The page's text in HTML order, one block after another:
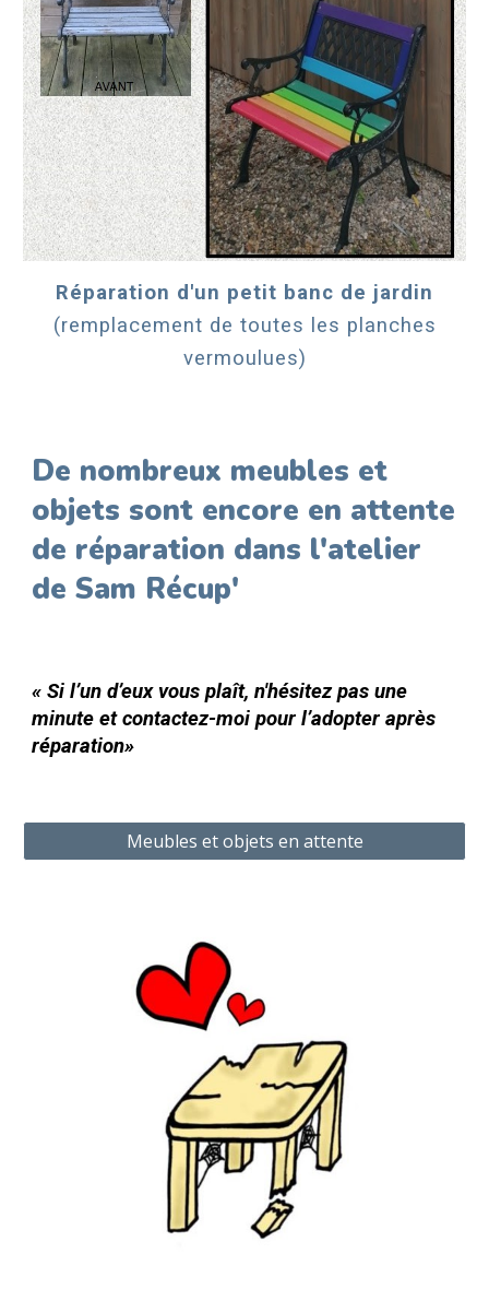
Réparation d'un petit banc de jardin
(remplacement de toutes les planches
vermoulues)
De nombreux meubles et
objets sont encore en attente
de réparation dans l'atelier
de Sam Récup'
« Si l’un d’eux vous plaît,n'hésitez pas une
minute etcontactez-moi pour l’adopter après
réparation»
Meubles et objets en attente